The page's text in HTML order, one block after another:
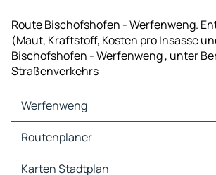
Route Bischofshofen - Werfenweng.
(Maut, Kraftstoff, Kosten pro Insasse
Bischofshofen - Werfenweng , unter
Straßenverkehrs
Werfenweng
Werfenweng Karten Stadtplan
Werfenweng Verkehr
Werfenweng Hotels
Routenplaner
Routenplaner Werfenweng - Sankt
Karten Stadtplan